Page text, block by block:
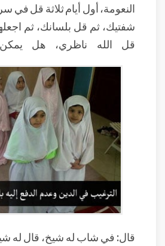
النعومة، أول أيام ثلاثة قل
شفتيك، ثم قل بلسانك، ثم
قل الله ناظري، هل
قال: في شاب له شيخ، قال له